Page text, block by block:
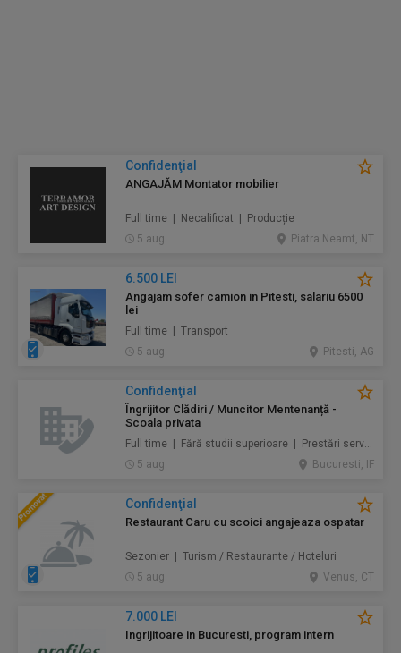
Confidenţial
ANGAJĂM Montator mobilier
Full time | Necalificat | Producție
5 aug.
Piatra Neamt, NT
6.500 LEI
Angajam sofer camion in Pitesti, salariu 6500
lei
Full time | Transport
5 aug.
Pitesti, AG
Confidenţial
Îngrijitor Clădiri / Muncitor Mentenanță -
Scoala privata
Full time | Fără studii superioare | Prestări servicii / Mentenanță / Instalații / Construcţii / Amenajări
5 aug.
Bucuresti, IF
Confidenţial
Restaurant Caru cu scoici angajeaza ospatar
Sezonier | Turism / Restaurante / Hoteluri
5 aug.
Venus, CT
7.000 LEI
Ingrijitoare in Bucuresti, program intern